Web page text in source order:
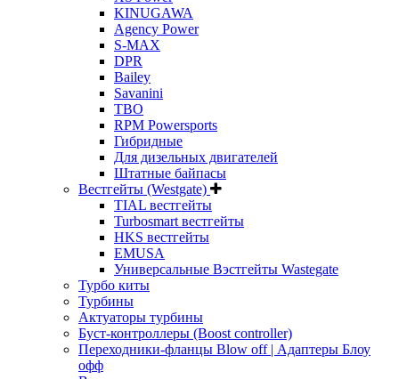
KINUGAWA
Agency Power
S-MAX
DPR
Bailey
Savanini
TBO
RPM Powersports
Гибридные
Для дизельных двигателей
Штатные байпасы
Вестгейты (Westgate)
TIAL вестгейты
Turbosmart вестгейты
HKS вестгейты
EMUSA
Универсальные Вэстгейты Wastegate
Турбо киты
Турбины
Актуаторы турбины
Буст-контроллеры (Boost controller)
Переходники-фланцы Blow off | Адаптеры Блоу
офф